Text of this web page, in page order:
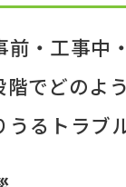
・工事中
階でどのよ
るトラブ